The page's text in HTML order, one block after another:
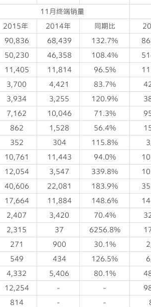
11月终端销量
2015年
2014年 同期比
90,836 68,439 132.7%
50,230 46,358 108.4%
11,405 11,814 96.5%
3,700 4,421 83.7%
3,934 3,255 120.9%
7,162 10,046 71.3%
862 1,528 56.4%
352 304 115.8%
10,761 11,443 94.0%
12,054 3,547 339.8%
40,606 22,081 183.9%
17,664 11,884 148.6%
2,407 3,420 70.4%
2,315 37 6256.8%
271 900 30.1%
549 434 126.5%
4,332 5,406 80.1%
12,254 - -
814 - -